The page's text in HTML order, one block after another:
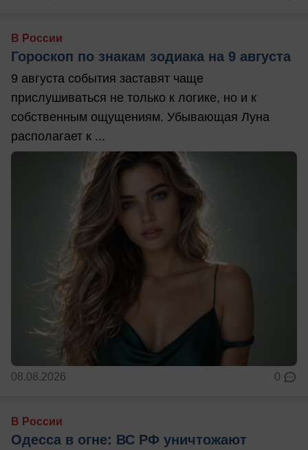
В России
Гороскоп по знакам зодиака на 9 августа
9 августа события заставят чаще
прислушиваться не только к логике, но и к
собственным ощущениям. Убывающая Луна
располагает к ...
08.08.2026 0
В России
Одесса в огне: ВС РФ уничтожают